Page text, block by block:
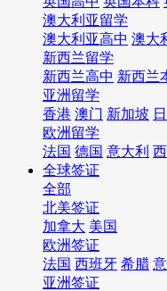
澳大利亚留学
澳大利亚高中 澳大
新西兰留学
新西兰高中 新西兰
亚洲留学
香港 澳门 新加坡
欧洲留学
法国 德国 意大利
全球签证
全部
北美签证
加拿大 美国
欧洲签证
法国 西班牙 希腊
亚洲签证